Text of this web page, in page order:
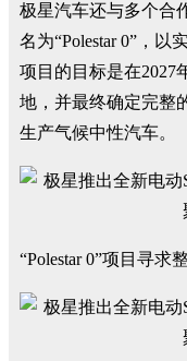
极星汽车还与多个合
名为“Polestar 0”，以
项目的目标是在2027
地，并最终确定完整
生产气候中性汽车。
“Polestar 0”项目寻求